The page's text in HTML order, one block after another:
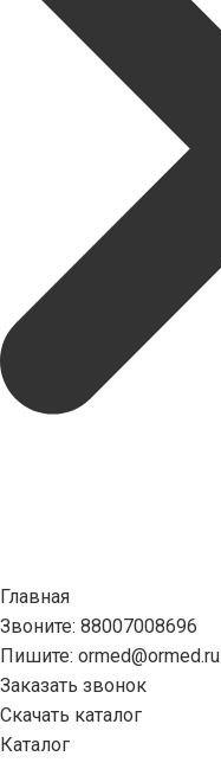
Главная
Звоните: 88007008696
Пишите: ormed@ormed.ru
Заказать звонок
Скачать каталог
Каталог